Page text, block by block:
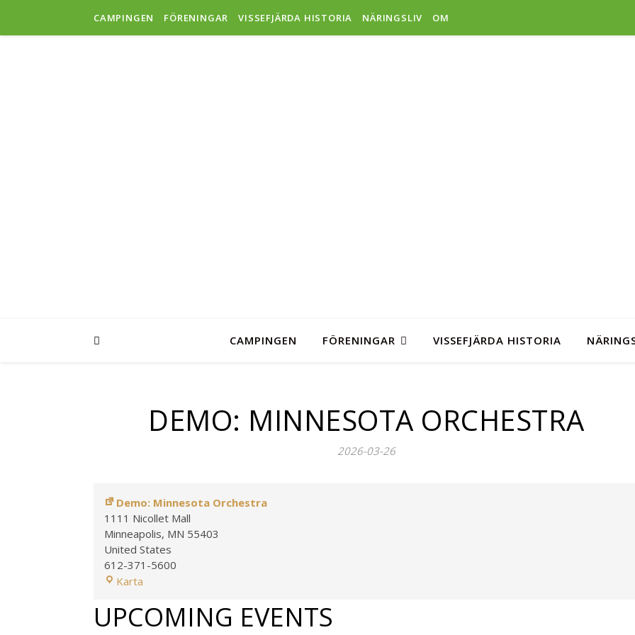
CAMPINGEN FÖRENINGAR VISSEFJÄRDA HISTORIA NÄRINGSLIV OM
CAMPINGEN FÖRENINGAR VISSEFJÄRDA HISTORIA
DEMO: MINNESOTA ORCHESTRA
2026-03-26
Demo: Minnesota Orchestra
1111 Nicollet Mall
Minneapolis, MN 55403
United States
612-371-5600
Karta
UPCOMING EVENTS